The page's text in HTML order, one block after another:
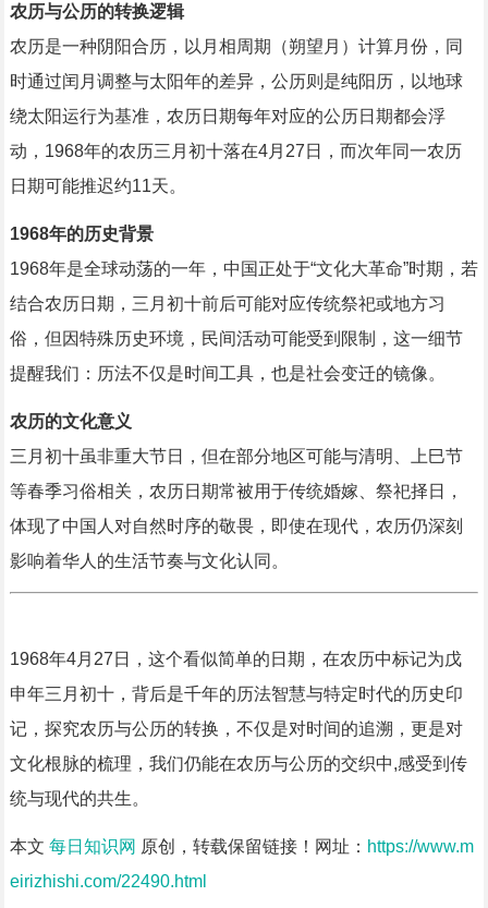
农历与公历的转换逻辑
农历是一种阴阳合历，以月相周期（朔望月）计算月份，同
时通过闰月调整与太阳年的差异，公历则是纯阳历，以地球
绕太阳运行为基准，农历日期每年对应的公历日期都会浮
动，1968年的农历三月初十落在4月27日，而次年同一农历
日期可能推迟约11天。
1968年的历史背景
1968年是全球动荡的一年，中国正处于“文化大革命”时期，若
结合农历日期，三月初十前后可能对应传统祭祀或地方习
俗，但因特殊历史环境，民间活动可能受到限制，这一细节
提醒我们：历法不仅是时间工具，也是社会变迁的镜像。
农历的文化意义
三月初十虽非重大节日，但在部分地区可能与清明、上巳节
等春季习俗相关，农历日期常被用于传统婚嫁、祭祀择日，
体现了中国人对自然时序的敬畏，即使在现代，农历仍深刻
影响着华人的生活节奏与文化认同。
1968年4月27日，这个看似简单的日期，在农历中标记为戊
申年三月初十，背后是千年的历法智慧与特定时代的历史印
记，探究农历与公历的转换，不仅是对时间的追溯，更是对
文化根脉的梳理，我们仍能在农历与公历的交织中,感受到传
统与现代的共生。
本文 每日知识网 原创，转载保留链接！网址： https://www.m
eirizhishi.com/22490.html